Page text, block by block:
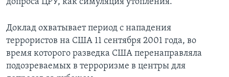
допроса ЦРУ, как симуляция утопления.
Доклад охватывает период с нападения
террористов на США 11 сентября 2001 года, во
время которого разведка США перенаправляла
подозреваемых в терроризме в центры для